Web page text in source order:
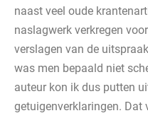
naast veel oude
naslagwerk verkregen
verslagen van de
was men bepaald niet
auteur kon ik dus putten
getuigenverklaringen. Dat